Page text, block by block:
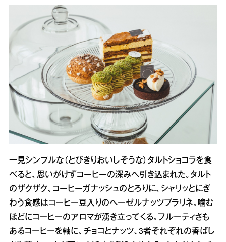
一見シンプルな（とびきりおいしそうな）タルトショコラを食
べると、思いがけずコーヒーの深みへ引き込まれた。タルト
のザクザク、コーヒーガナッシュのとろりに、シャリッとにぎ
わう食感はコーヒー豆入りのヘーゼルナッツプラリネ。噛む
ほどにコーヒーのアロマが湧き立ってくる。フルーティさも
あるコーヒーを軸に、チョコとナッツ、3者それぞれの香ばし